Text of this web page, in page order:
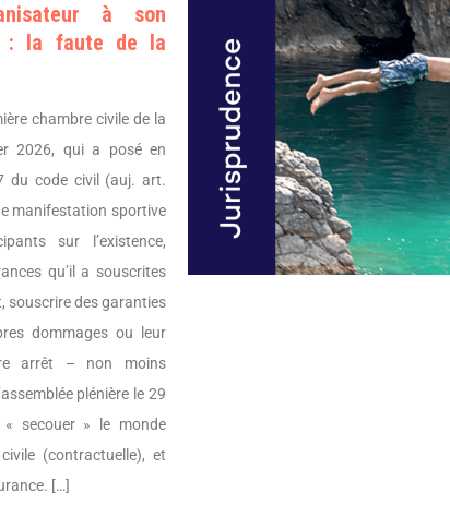
à son
: la faute de la
chambre civile de la
2026, qui a posé en
du code civil (auj. art.
manifestation sportive
sur l’existence,
qu’il a souscrites
souscrire des garanties
dommages ou leur
arrêt – non moins
plénière le 29
secouer » le monde
(contractuelle), et
[…]